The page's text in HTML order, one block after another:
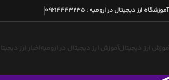
ارز دیجیتال در ارومیه :
09214443235
ارز دیجیتالآموزش ارز دیجیتال در ارومیه اخبار ارز